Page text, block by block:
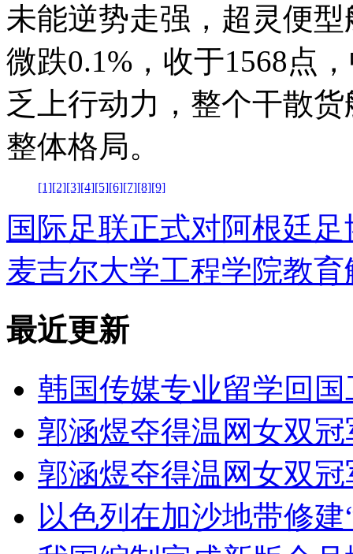
未能逆势走强，超灵便
微跌0.1%，收于1568点
乏上行动力，整个干散
整体格局。
[1][2][3][4][5][6][7][8][9]
国际足联正式对阿根廷
麦吉尔大学工程学院教育
最近更新
韩国传媒专业留学回
郭涵煜夺得温网女双
郭涵煜夺得温网女双
以色列在加沙地带修建